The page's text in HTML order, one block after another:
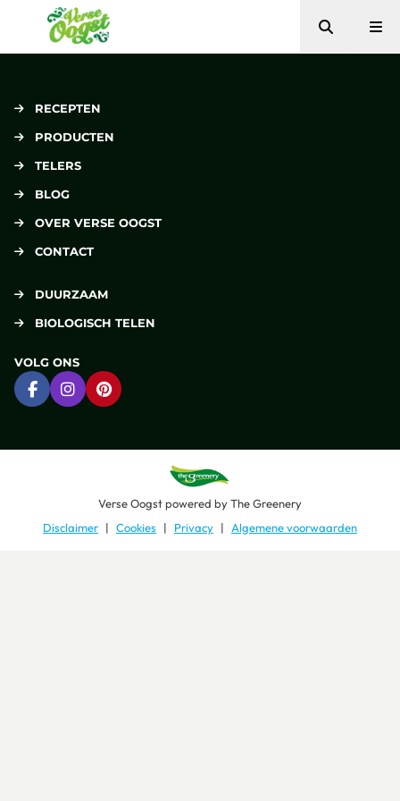
Verse Oogst
Zoeken
RECEPTEN
PRODUCTEN
TELERS
BLOG
OVER VERSE OOGST
CONTACT
DUURZAAM
BIOLOGISCH TELEN
VOLG ONS
Ga naar Facebook
Ga naar Instagram
Ga naar Pinterest
Verse Oogstpowered byThe Greenery
Disclaimer
Cookies Privacy Algemene voorwaarden